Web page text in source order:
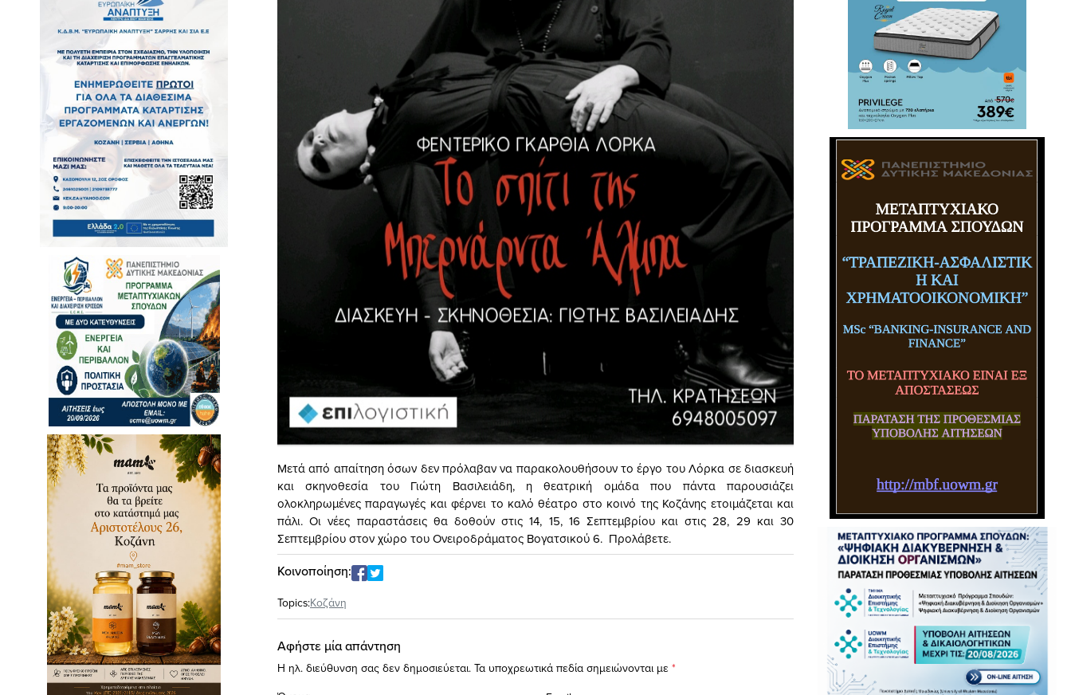
Μετά από απαίτηση όσων δεν πρόλαβαν να παρακολουθήσουν το έργο του Λόρκα σε διασκευή
και σκηνοθεσία του Γιώτη Βασιλειάδη, η θεατρική ομάδα που πάντα παρουσιάζει
ολοκληρωμένες παραγωγές και φέρνει το καλό θέατρο στο κοινό της Κοζάνης ετοιμάζεται και
πάλι. Οι νέες παραστάσεις θα δοθούν στις 14, 15, 16 Σεπτεμβρίου και στις 28, 29 και 30
Σεπτεμβρίου στον χώρο του Ονειροδράματος Βογατσικού 6. Προλάβετε.
Κοινοποίηση:
Topics:Κοζάνη
Αφήστε μία απάντηση
Η ηλ. διεύθυνση σας δεν δημοσιεύεται. Τα υποχρεωτικά πεδία σημειώνονται με *